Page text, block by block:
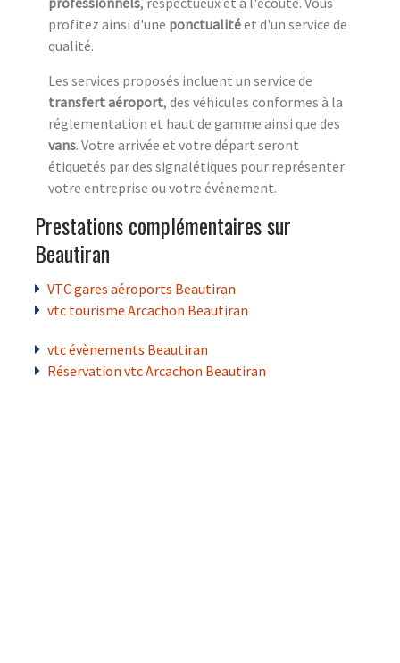
profitez ainsi d'une ponctualitéet d'un service de
qualité.
Les services proposés incluent un service de
transfert aéroport, des véhicules conformes à la
réglementation et haut de gamme ainsi que des
vans. Votre arrivée et votre départ seront
étiquetés par des signalétiques pour représenter
votre entreprise ou votre événement.
Prestations complémentaires sur
Beautiran
VTC gares aéroports Beautiran
vtc tourisme Arcachon Beautiran
vtc évènements Beautiran
Réservation vtc Arcachon Beautiran